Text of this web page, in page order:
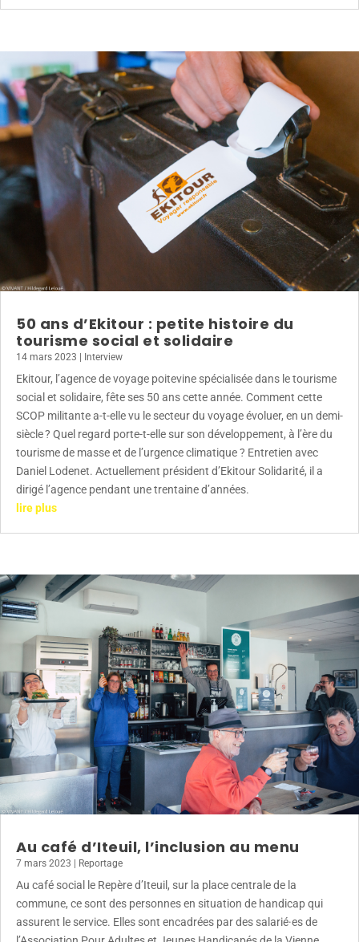
50 ans d’Ekitour : petite histoire du
tourisme social et solidaire
14 mars 2023 | Interview
Ekitour, l’agence de voyage poitevine spécialisée dans le tourisme
social et solidaire, fête ses 50 ans cette année. Comment cette
SCOP militante a-t-elle vu le secteur du voyage évoluer, en un demi-
siècle ? Quel regard porte-t-elle sur son développement, à l’ère du
tourisme de masse et de l’urgence climatique ? Entretien avec
Daniel Lodenet. Actuellement président d’Ekitour Solidarité, il a
dirigé l’agence pendant une trentaine d’années.
lire plus
Au café d’Iteuil, l’inclusion au menu
7 mars 2023 | Reportage
Au café social le Repère d’Iteuil, sur la place centrale de la
commune, ce sont des personnes en situation de handicap qui
assurent le service. Elles sont encadrées par des salarié·es de